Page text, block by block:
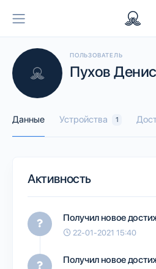
ПОЛЬЗОВАТЕЛЬ
Пухов
Данные Устройства 1
Активность
Получил новое
22-01-2021 15:40
Получил новое